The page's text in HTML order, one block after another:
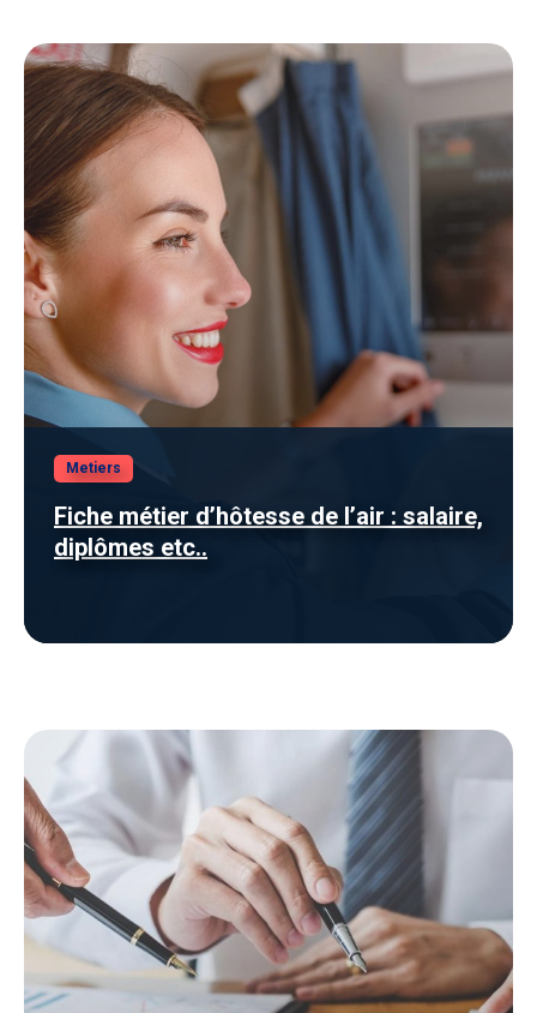
Metiers
Fiche métier d’hôtesse de l’air : salaire,
diplômes etc..